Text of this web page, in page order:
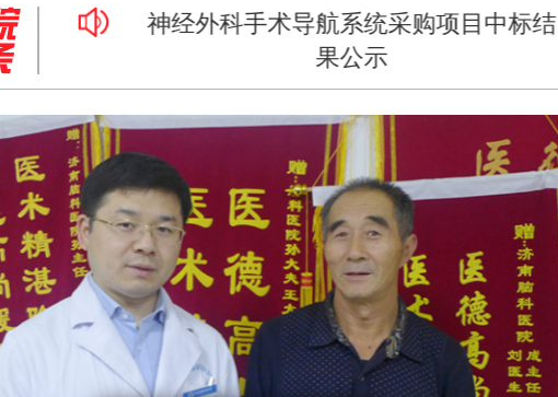
打造脑科
神经外科手术导航系统采购项目中标结
果公示